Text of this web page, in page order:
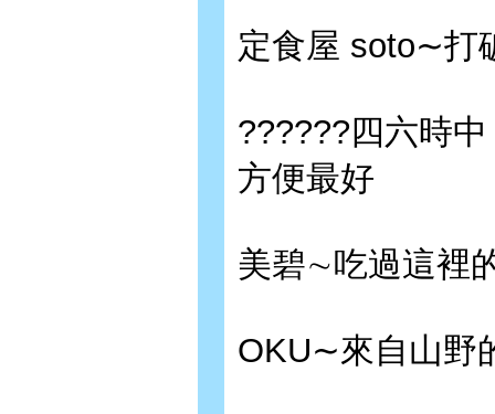
定食屋 soto∼打
??????四六時
方便最好
美碧∼吃過這裡
OKU∼來自山野